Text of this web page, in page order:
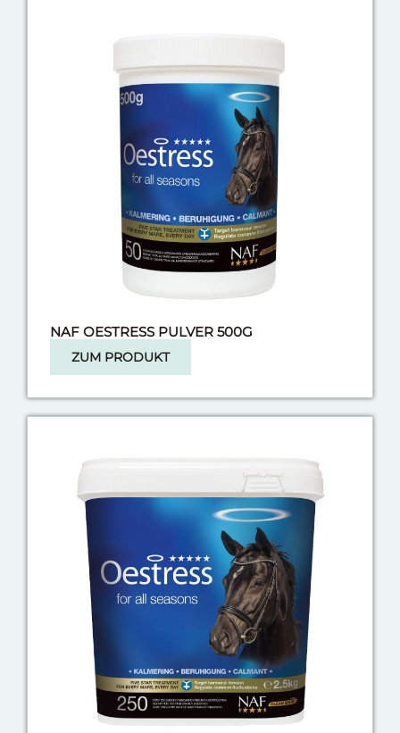
NAF OESTRESS PULVER 500G
ZUM PRODUKT